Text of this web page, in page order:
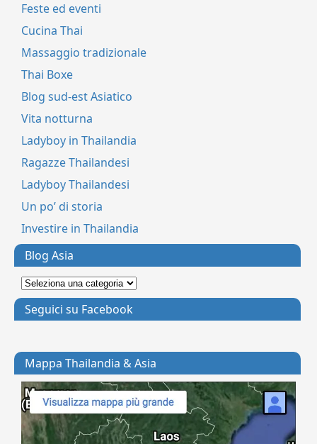
Feste ed eventi
Cucina Thai
Massaggio tradizionale
Thai Boxe
Blog sud-est Asiatico
Vita notturna
Ladyboy in Thailandia
Ragazze Thailandesi
Ladyboy Thailandesi
Un po’ di storia
Investire in Thailandia
Blog Asia
Seguici su Facebook
Mappa Thailandia & Asia